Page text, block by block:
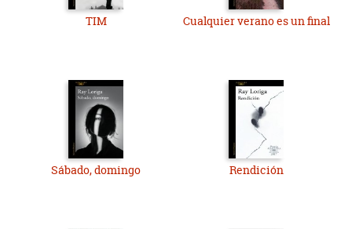
TIM Cualquier verano es un final
Sábado, domingo Rendición